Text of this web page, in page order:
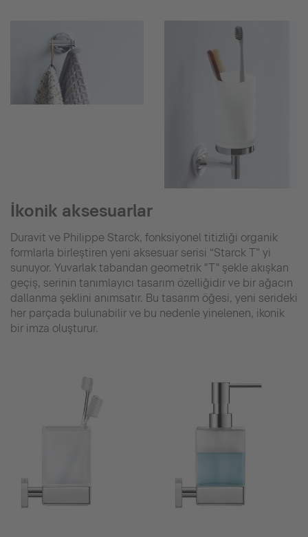
İkonik aksesuarlar
Duravit ve Philippe Starck, fonksiyonel titizliği organik
formlarla birleştiren yeni aksesuar serisi “Starck T” yi
sunuyor. Yuvarlak tabandan geometrik "T" şekle akışkan
geçiş, serinin tanımlayıcı tasarım özelliğidir ve bir ağacın
dallanma şeklini anımsatır. Bu tasarım öğesi, yeni serideki
her parçada bulunabilir ve bu nedenle yinelenen, ikonik
bir imza oluşturur.